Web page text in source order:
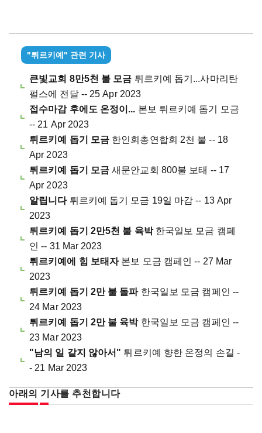
"튀르키예" 관련 기사
큰빛교회 8만5천 불 모금 튀르키예 돕기...사마리탄
펄스에 전달 -- 25 Apr 2023
접수마감 후에도 온정이... 본보 튀르키예 돕기 모금
-- 21 Apr 2023
튀르키예 돕기 모금 한인회총연합회 2천 불 -- 18
Apr 2023
튀르키예 돕기 모금 새문안교회 800불 보태 -- 17
Apr 2023
알립니다 튀르키예 돕기 모금 19일 마감 -- 13 Apr
2023
튀르키예 돕기 2만5천 불 육박 한국일보 모금 캠페
인 -- 31 Mar 2023
튀르키예에 힘 보태자 본보 모금 캠페인 -- 27 Mar
2023
튀르키예 돕기 2만 불 돌파 한국일보 모금 캠페인 --
24 Mar 2023
튀르키예 돕기 2만 불 육박한국일보 모금 캠페인 --
23 Mar 2023
"남의 일 같지 않아서" 튀르키예 향한 온정의 손길 -
- 21 Mar 2023
아래의 기사를 추천합니다